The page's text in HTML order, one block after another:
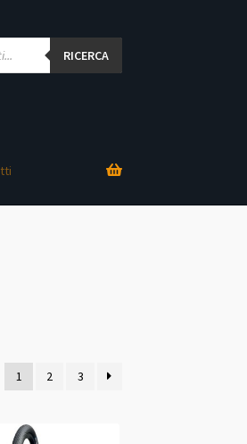
RICERCA
1 2 3